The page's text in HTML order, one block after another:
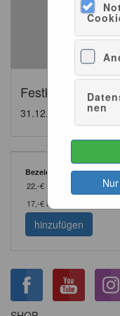
nen
Festkonzert 2 im
31.12.2026 - 11:15
Bezeichnung
22,-€ Konzert
17,-€ Konzerte
hinzufügen